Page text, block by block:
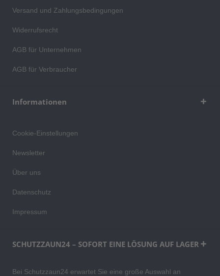
Versand und Zahlungsbedingungen
Widerrufsrecht
AGB für Unternehmen
AGB für Verbraucher
Informationen
Cookie-Einstellungen
Newsletter
Über uns
Datenschutz
Impressum
SCHUTZZAUN24 – SOFORT EINE LÖSUNG AUF LAGER
Bei Schutzzaun24 erwartet Sie eine große Auswahl an